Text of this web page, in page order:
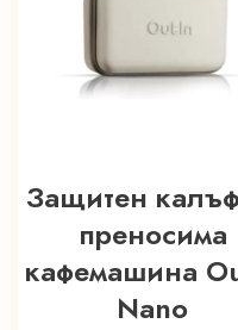
Защитен
преносима
кафемашина
Nano